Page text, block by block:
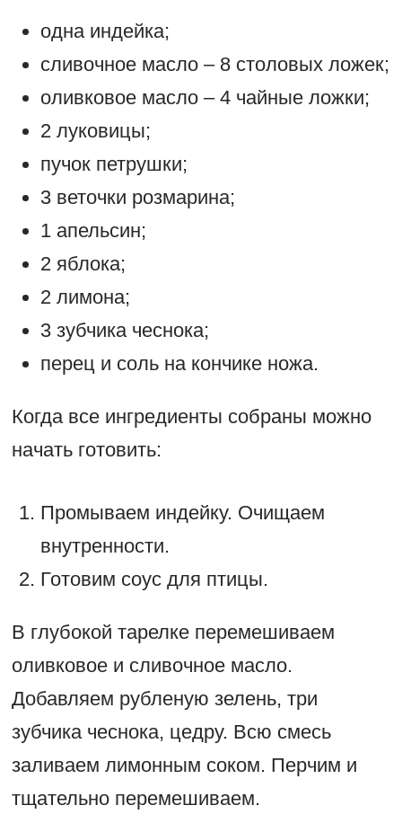
одна индейка;
сливочное масло – 8 столовых ложек;
оливковое масло – 4 чайные ложки;
2 луковицы;
пучок петрушки;
3 веточки розмарина;
1 апельсин;
2 яблока;
2 лимона;
3 зубчика чеснока;
перец и соль на кончике ножа.
Когда все ингредиенты собраны можно
начать готовить:
Промываем индейку. Очищаем
внутренности.
Готовим соус для птицы.
В глубокой тарелке перемешиваем
оливковое и сливочное масло.
Добавляем рубленую зелень, три
зубчика чеснока, цедру. Всю смесь
заливаем лимонным соком. Перчим и
тщательно перемешиваем.